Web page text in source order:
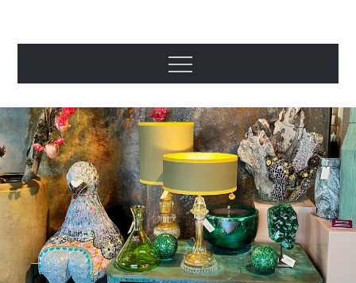
Beeldend
kunstenaar
Marianne den
Hartog